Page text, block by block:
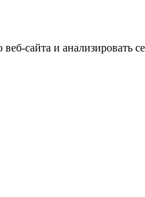
сайта и анализировать